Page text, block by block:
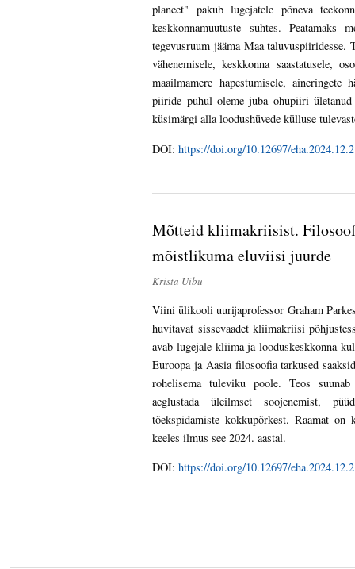
planeet" pakub lugejatele põneva
keskkonnamuutuste suhtes.
tegevusruum jääma Maa
vähenemisele, keskkonna saastatusele,
maailmamere hapestumisele, aineringete
piiride puhul oleme juba ohupiiri ületanud
küsimärgi alla loodushüvede külluse
DOI:https://doi.org/10.12697/
Mõtteid kliimakriisist.
mõistlikuma eluviisi juurde
Krista Uibu
Viini ülikooli uurija­professor Graham
huvitavat sissevaadet kliimakriisi
avab lugejale kliima ja looduskeskkonna
Euroopa ja Aasia filosoofia tarkused
rohelisema tuleviku poole. Teos
aeglustada üleilmset soojenemist,
tõekspidamiste kokkupõrkest. Raamat on
keeles ilmus see 2024. aastal.
DOI:https://doi.org/10.12697/